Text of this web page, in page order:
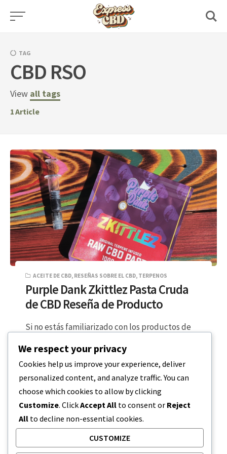
Skip
TAG
CBD RSO
View all tags
1Article
ACEITE DE CBD, RESEÑAS SOBRE EL CBD, TERPENOS
Purple Dank Zkittlez Pasta Cruda
de CBD Reseña de Producto
Si no estás familiarizado con los productos de
variedad de…
LECTURA DE 2 MINUTOS 22 DE FEBRERO DE 2024
We respect your privacy
Cookies help us improve your experience, deliver
personalized content, and analyze traffic. You can
choose which cookies to allow by clicking
Customize. ClickAccept All to consent or Reject
All to decline non-essential cookies.
CUSTOMIZE